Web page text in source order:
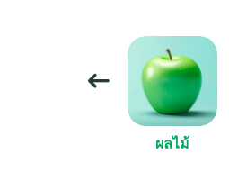
ผลไม้